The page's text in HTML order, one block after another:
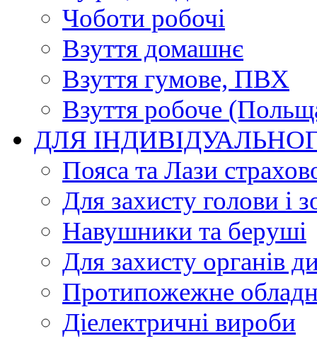
Чоботи робочі
Взуття домашнє
Взуття гумове, ПВХ
Взуття робоче
ДЛЯ
Пояса та Лази
Для захисту голови і
Навушники та беруші
Для захисту органів
Протипожежне
Діелектричні вироби